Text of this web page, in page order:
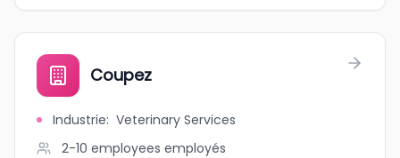
Coupez
Industrie: Veterinary Services
2-10 employees employés